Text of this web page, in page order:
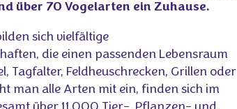
über 70 Vogelarten ein Zuhause.
sich vielfältige
die einen passenden Lebensraum
Tagfalter, Feldheuschrecken, Grillen oder
man alle Arten mit ein, finden sich im